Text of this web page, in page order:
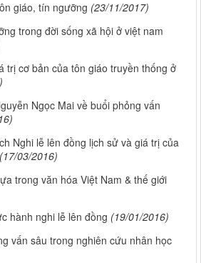
giáo, tín ngưỡng (23/11/2017)
trong đời sống xã hội ở việt nam
trị cơ bản của tôn giáo truyền thống ở
Ngọc Mai về buổi phỏng vấn
Nghi lễ lên đồng lịch sử và giá trị của
(17/03/2016)
trong văn hóa Việt Nam & thế giới
hành nghi lễ lên đồng (19/01/2016)
vấn sâu trong nghiên cứu nhân học